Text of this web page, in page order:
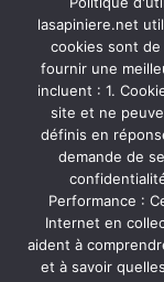
lasapiniere.net
cookies sont
fournir une
incluent : 1.
site et ne
définis en
demande de
Performance :
Internet en
aident à
et à savoir